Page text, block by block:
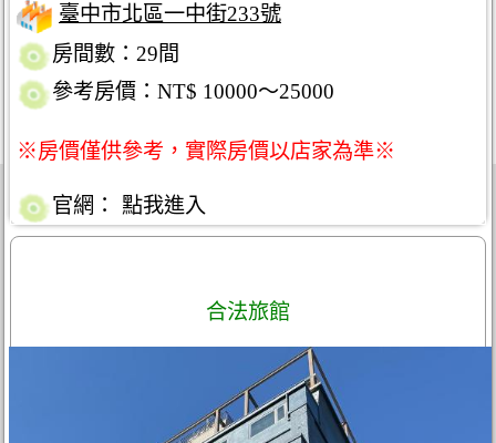
臺中市北區一中街233號
房間數：29間
參考房價：NT$ 10000～25000
※房價僅供參考，實際房價以店家為準※
官網： 點我進入
合法旅館